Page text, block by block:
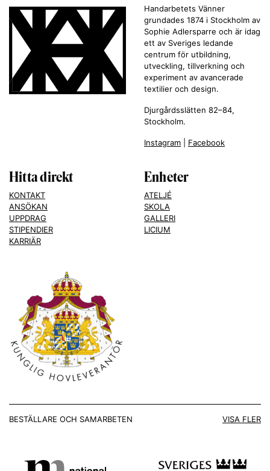
Handarbetets Vänner
grundades 1874 i Stockholm av
Sophie Adlersparre och är idag
ett av Sveriges ledande
centrum för utbildning,
utveckling, tillverkning och
experiment av avancerade
textilier och design.
Djurgårdsslätten 82–84,
Stockholm.
Instagram Facebook
Hitta direkt
KONTAKT
ANSÖKAN
UPPDRAG
STIPENDIER
KARRIÄR
Enheter
ATELJÉ
SKOLA
GALLERI
LICIUM
BESTÄLLARE OCH SAMARBETEN VISA FLER